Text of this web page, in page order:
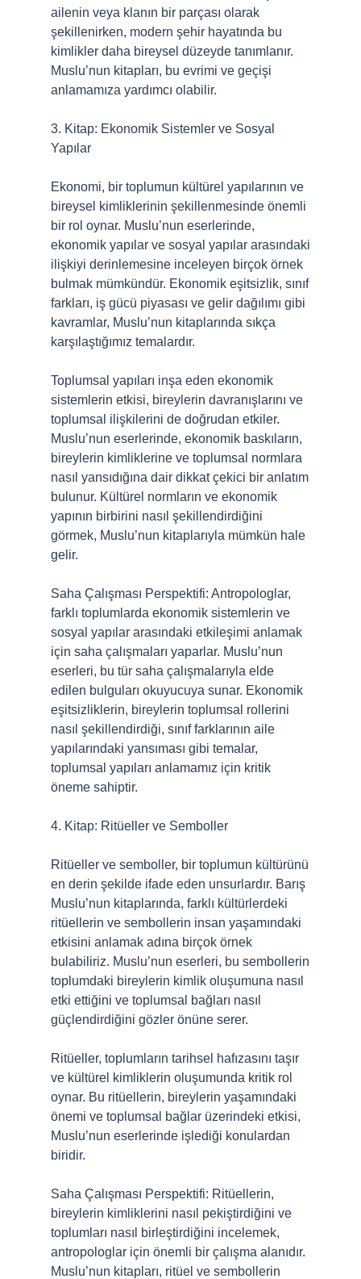
ailenin veya klanın bir parçası olarak
şekillenirken, modern şehir hayatında bu
kimlikler daha bireysel düzeyde tanımlanır.
Muslu’nun kitapları, bu evrimi ve geçişi
anlamamıza yardımcı olabilir.
3. Kitap: Ekonomik Sistemler ve Sosyal
Yapılar
Ekonomi, bir toplumun kültürel yapılarının ve
bireysel kimliklerinin şekillenmesinde önemli
bir rol oynar. Muslu’nun eserlerinde,
ekonomik yapılar ve sosyal yapılar arasındaki
ilişkiyi derinlemesine inceleyen birçok örnek
bulmak mümkündür. Ekonomik eşitsizlik, sınıf
farkları, iş gücü piyasası ve gelir dağılımı gibi
kavramlar, Muslu’nun kitaplarında sıkça
karşılaştığımız temalardır.
Toplumsal yapıları inşa eden ekonomik
sistemlerin etkisi, bireylerin davranışlarını ve
toplumsal ilişkilerini de doğrudan etkiler.
Muslu’nun eserlerinde, ekonomik baskıların,
bireylerin kimliklerine ve toplumsal normlara
nasıl yansıdığına dair dikkat çekici bir anlatım
bulunur. Kültürel normların ve ekonomik
yapının birbirini nasıl şekillendirdiğini
görmek, Muslu’nun kitaplarıyla mümkün hale
gelir.
Saha Çalışması Perspektifi: Antropologlar,
farklı toplumlarda ekonomik sistemlerin ve
sosyal yapılar arasındaki etkileşimi anlamak
için saha çalışmaları yaparlar. Muslu’nun
eserleri, bu tür saha çalışmalarıyla elde
edilen bulguları okuyucuya sunar. Ekonomik
eşitsizliklerin, bireylerin toplumsal rollerini
nasıl şekillendirdiği, sınıf farklarının aile
yapılarındaki yansıması gibi temalar,
toplumsal yapıları anlamamız için kritik
öneme sahiptir.
4. Kitap: Ritüeller ve Semboller
Ritüeller ve semboller, bir toplumun kültürünü
en derin şekilde ifade eden unsurlardır. Barış
Muslu’nun kitaplarında, farklı kültürlerdeki
ritüellerin ve sembollerin insan yaşamındaki
etkisini anlamak adına birçok örnek
bulabiliriz. Muslu’nun eserleri, bu sembollerin
toplumdaki bireylerin kimlik oluşumuna nasıl
etki ettiğini ve toplumsal bağları nasıl
güçlendirdiğini gözler önüne serer.
Ritüeller, toplumların tarihsel hafızasını taşır
ve kültürel kimliklerin oluşumunda kritik rol
oynar. Bu ritüellerin, bireylerin yaşamındaki
önemi ve toplumsal bağlar üzerindeki etkisi,
Muslu’nun eserlerinde işlediği konulardan
biridir.
Saha Çalışması Perspektifi: Ritüellerin,
bireylerin kimliklerini nasıl pekiştirdiğini ve
toplumları nasıl birleştirdiğini incelemek,
antropologlar için önemli bir çalışma alanıdır.
Muslu’nun kitapları, ritüel ve sembollerin